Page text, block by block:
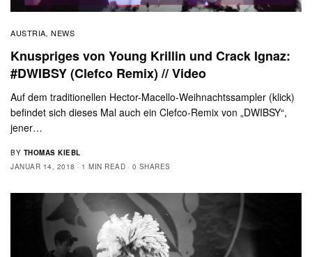
AUSTRIA, NEWS
Knuspriges von Young Krillin und Crack Ignaz:
#DWIBSY (Clefco Remix) // Video
Auf dem traditionellen Hector-Macello-Weihnachtssampler (klick)
befindet sich dieses Mal auch ein Clefco-Remix von „DWIBSY“,
jener…
BY THOMAS KIEBL
JANUAR 14, 2018
1 MIN READ 0 SHARES